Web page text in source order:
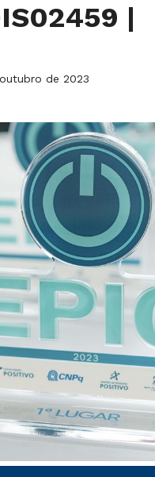
|
de 2023